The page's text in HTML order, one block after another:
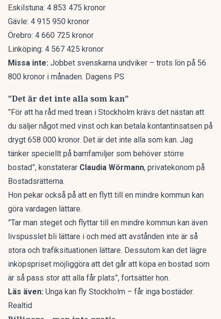
Eskilstuna: 4 853 475 kronor
Gävle: 4 915 950 kronor
Örebro: 4 660 725 kronor
Linköping: 4 567 425 kronor
Missa inte: Jobbet svenskarna undviker – trots lön på 56
800 kronor i månaden. Dagens PS
”Det är det inte alla som kan”
”För att ha råd med trean i Stockholm krävs det nästan att
du säljer något med vinst och kan betala kontantinsatsen på
drygt 658 000 kronor. Det är det inte alla som kan. Jag
tänker speciellt på barnfamiljer som behöver större
bostad”, konstaterar Claudia Wörmann, privatekonom på
Bostadsrätterna.
Hon pekar också på att en flytt till en mindre kommun kan
göra vardagen lättare.
”Tar man steget och flyttar till en mindre kommun kan även
livspusslet bli lättare i och med att avstånden inte är så
stora och trafiksituationen lättare. Dessutom kan det lägre
inköpspriset möjliggöra att det går att köpa en bostad som
är så pass stor att alla får plats”, fortsätter hon.
Läs även: Unga kan fly Stockholm – får inga bostäder.
Realtid